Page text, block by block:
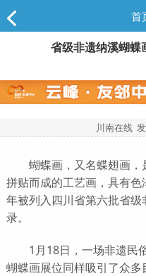
首
省级非遗纳溪蝴蝶
川南在线
蝴蝶画，又名蝶翅画，
拼贴而成的工艺画，具有
年被列入四川省第六批省
录。
1月18日，一场非遗民
蝴蝶画展位同样吸引了众